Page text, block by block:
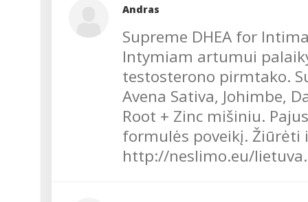
Kalbamės su akušere-
ginekologe Vita
JAUNIŠKIENE....
Andras
Supreme DHEA for
Intymiam artumui
testosterono pirmtako.
Avena Sativa, Johimbe,
Root + Zinc mišiniu.
formulės poveikį. Žiūrėti
http://neslimo.eu/